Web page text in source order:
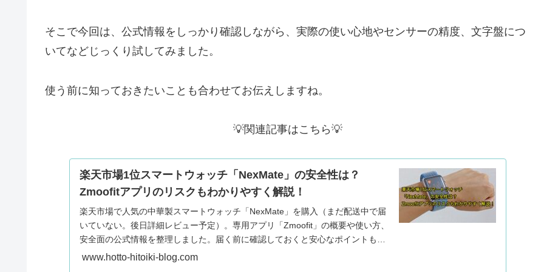
そこで今回は、公式情報をしっかり確認しながら、実際の使い心地やセンサーの精度、文字盤につ
いてなどじっくり試してみました。
使う前に知っておきたいことも合わせてお伝えしますね。
💡関連記事はこちら💡
楽天市場1位スマートウォッチ「NexMate」の安全性は？
Zmoofitアプリのリスクもわかりやすく解説！
楽天市場で人気の中華製スマートウォッチ「NexMate」を購入（まだ配送中で届
いていない。後日詳細レビュー予定）。専用アプリ「Zmoofit」の概要や使い方、
安全面の公式情報を整理しました。届く前に確認しておくと安心なポイントもま
とめています。
www.hotto-hitoiki-blog.com